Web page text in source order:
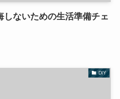
しないための生活準備チェ
DIY